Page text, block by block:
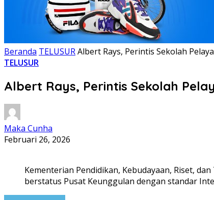
Beranda TELUSURAlbert Rays, Perintis Sekolah
TELUSUR
Albert Rays, Perintis Sekolah
Maka Cunha
Februari 26, 2026
Kementerian Pendidikan, Kebudayaan, Riset,
berstatus Pusat Keunggulan dengan standar